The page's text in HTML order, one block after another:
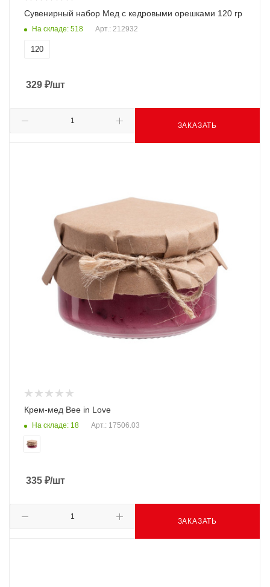
Сувенирный набор Мед с кедровыми орешками 120 гр
На складе: 518 Арт.: 212932
120
329 ₽/шт
ЗАКАЗАТЬ
Крем-мед Bee in Love
На складе: 18 Арт.: 17506.03
335 ₽/шт
ЗАКАЗАТЬ